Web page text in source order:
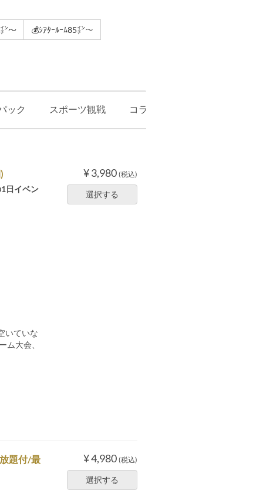
～ 💰ｼｱﾀｰﾙｰﾑ85㌅～
ック スポーツ観戦 コラボ(期間限定)
¥ 3,980 (税込)
選択する
日イベン
いていな
ム大会、
¥ 4,980 (税込)
選択する
題付/最